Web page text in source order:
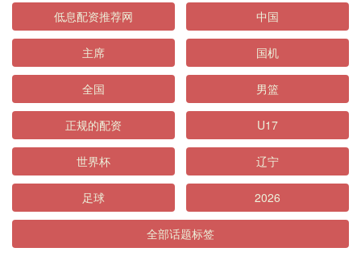
低息配资推荐网 中国
主席 国机
全国 男篮
正规的配资 U17
世界杯 辽宁
足球 2026
全部话题标签